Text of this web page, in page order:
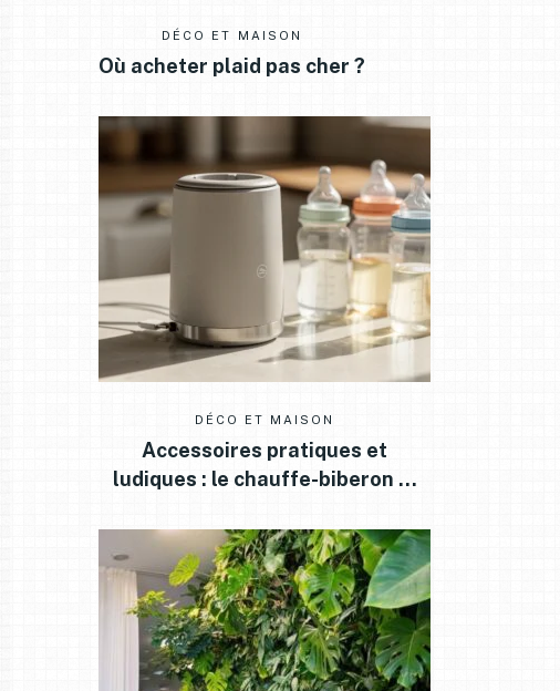
DÉCO ET MAISON
Où acheter plaid pas cher ?
DÉCO ET MAISON
Accessoires pratiques et
ludiques : le chauffe-biberon …